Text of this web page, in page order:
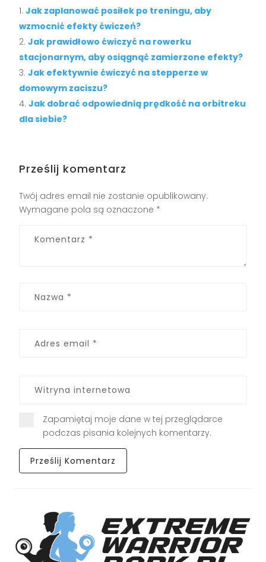
Jak zaplanować posiłek po treningu, aby
wzmocnić efekty ćwiczeń?
Jak prawidłowo ćwiczyć na rowerku
stacjonarnym, aby osiągnąć zamierzone efekty?
Jak efektywnie ćwiczyć na stepperze w
domowym zaciszu?
Jak dobrać odpowiednią prędkość na orbitreku
dla siebie?
Prześlij komentarz
Twój adres email nie zostanie opublikowany.
Wymagane pola są oznaczone *
Zapamiętaj moje dane w tej przeglądarce
podczas pisania kolejnych komentarzy.